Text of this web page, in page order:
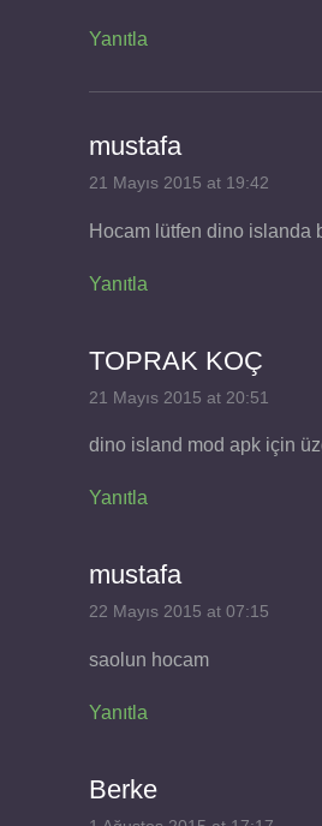
Yanıtla
mustafa
21 Mayıs 2015 at 19:42
Hocam lütfen dino islanda
Yanıtla
TOPRAK KOÇ
21 Mayıs 2015 at 20:51
dino island mod apk için
Yanıtla
mustafa
22 Mayıs 2015 at 07:15
saolun hocam
Yanıtla
Berke